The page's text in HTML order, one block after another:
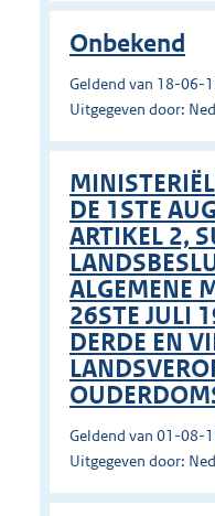
Onbekend
Geldend van 18-06-
Uitgegeven door:
DE 1STE
ARTIKEL 2,
ALGEMENE
26STE JULI
DERDE EN
Geldend van 01-08-
Uitgegeven door: